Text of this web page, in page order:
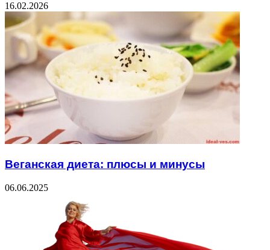
16.02.2026
Веганская диета: плюсы и минусы
06.06.2025